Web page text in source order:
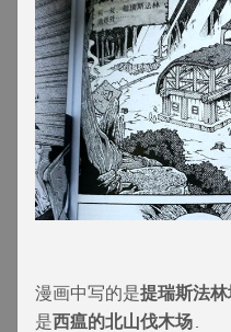
漫画中写的是提瑞斯法林
是西瘟的北山伐木场